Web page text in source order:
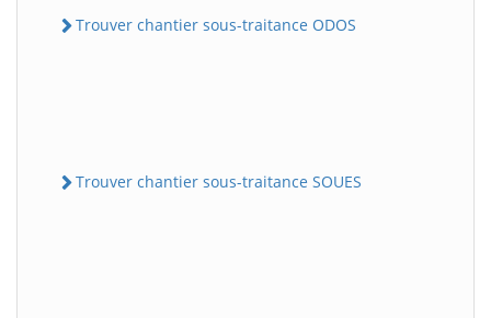
Trouver chantier sous-traitance ODOS
Trouver chantier sous-traitance SOUES